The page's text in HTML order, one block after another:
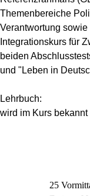
Themenbereiche
Verantwortung
Integrationskurs für
beiden
und "Leben in
Lehrbuch:
wird im Kurs bekannt
25